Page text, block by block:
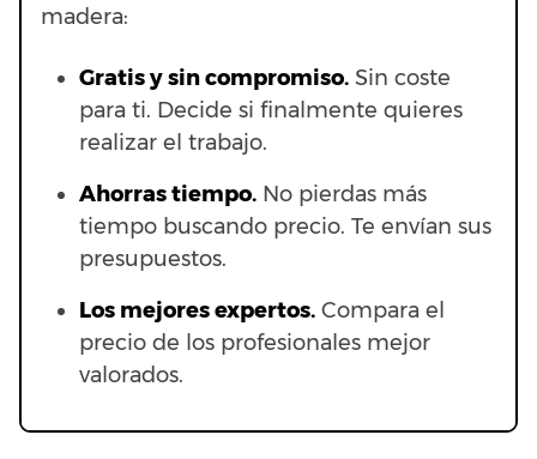
madera:
Gratis y sin compromiso. Sin coste
para ti. Decide si finalmente quieres
realizar el trabajo.
Ahorras tiempo. No pierdas más
tiempo buscando precio. Te envían sus
presupuestos.
Los mejores expertos. Compara el
precio de los profesionales mejor
valorados.